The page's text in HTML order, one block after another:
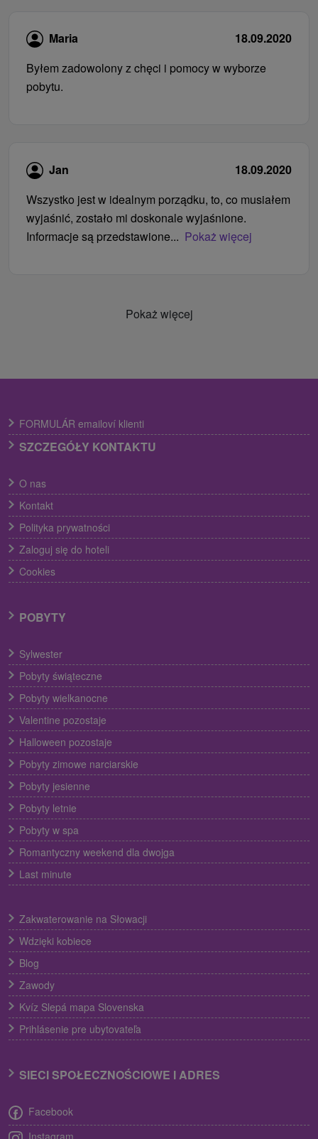
Maria
18.09.2020
Byłem zadowolony z chęci i pomocy w wyborze
pobytu.
Jan
18.09.2020
Wszystko jest w idealnym porządku, to, co musiałem
wyjaśnić, zostało mi doskonale wyjaśnione.
Informacje są przedstawione... Pokaż więcej
Pokaż więcej
FORMULÁR emailoví klienti
SZCZEGÓŁY KONTAKTU
O nas
Kontakt
Polityka prywatności
Zaloguj się do hoteli
Cookies
POBYTY
Sylwester
Pobyty świąteczne
Pobyty wielkanocne
Valentine pozostaje
Halloween pozostaje
Pobyty zimowe narciarskie
Pobyty jesienne
Pobyty letnie
Pobyty w spa
Romantyczny weekend dla dwojga
Last minute
Zakwaterowanie na Słowacji
Wdzięki kobiece
Blog
Zawody
Kvíz Slepá mapa Slovenska
Prihlásenie pre ubytovateľa
SIECI SPOŁECZNOŚCIOWE I ADRES
Facebook